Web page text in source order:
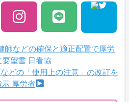
師などの確保と適正配置で厚労
要望書 日看協
どの「使用上の注意」の改訂を
示 厚労省